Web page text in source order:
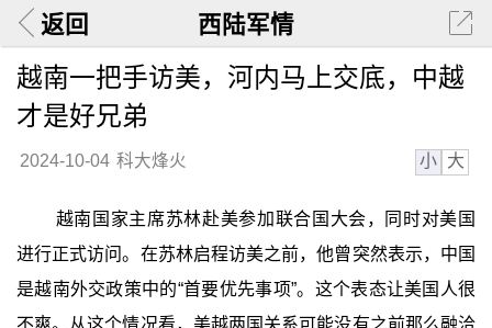
返回 西陆军情
越南一把手访美，河内马上交底，中越
才是好兄弟
2024-10-04 科大烽火 小 大
越南国家主席苏林赴美参加联合国大会，同时对美国
进行正式访问。在苏林启程访美之前，他曾突然表示，中国
是越南外交政策中的“首要优先事项”。这个表态让美国人很
不爽。从这个情况看，美越两国关系可能没有之前那么融洽